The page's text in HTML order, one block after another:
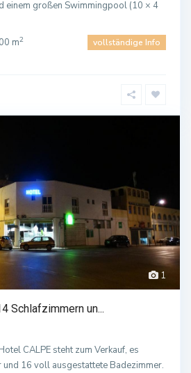
einem großen Swimmingpool (10 × 4
m2 vollständige Info
1
Schlafzimmern un...
CALPE steht zum Verkauf, es
16 voll ausgestattete Badezimmer.